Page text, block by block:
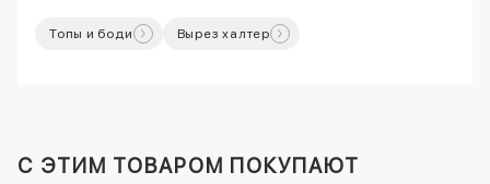
Топы и боди Вырез халтер
C ЭТИМ ТОВАРОМ ПОКУПАЮТ